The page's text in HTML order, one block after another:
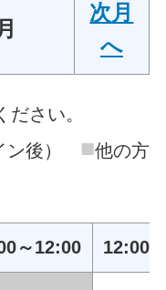
次月
へ
ださい。
ン後） ■他の方
～12:00 12:00